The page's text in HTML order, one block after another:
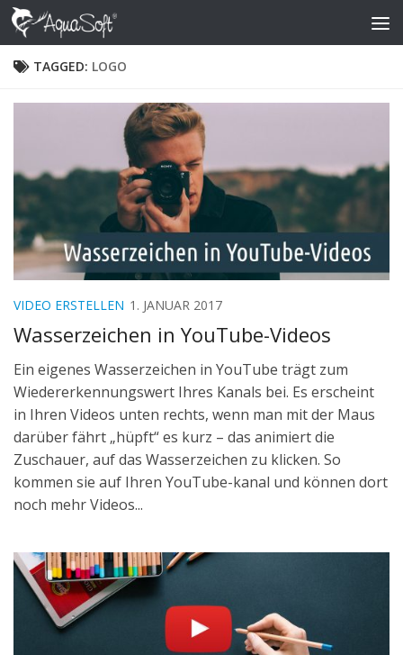
Skip to content
TAGGED: LOGO
VIDEO ERSTELLEN 1. JANUAR 2017
Wasserzeichen in YouTube-Videos
Ein eigenes Wasserzeichen in YouTube trägt zum
Wiedererkennungswert Ihres Kanals bei. Es erscheint
in Ihren Videos unten rechts, wenn man mit der Maus
darüber fährt „hüpft“ es kurz – das animiert die
Zuschauer, auf das Wasserzeichen zu klicken. So
kommen sie auf Ihren YouTube-kanal und können dort
noch mehr Videos...